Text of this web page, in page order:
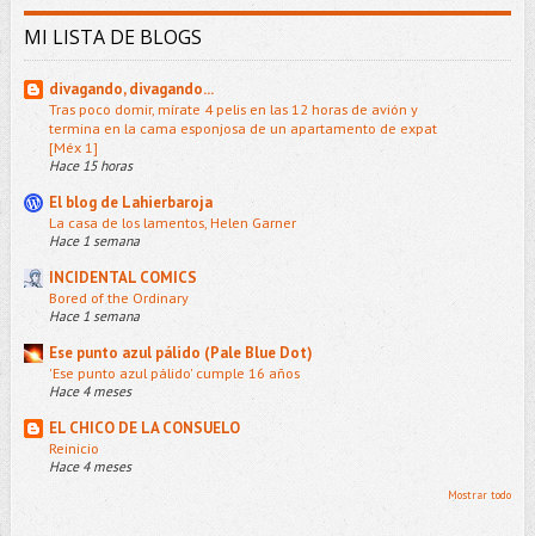
MI LISTA DE BLOGS
divagando, divagando...
Tras poco domir, mírate 4 pelis en las 12 horas de avión y
termina en la cama esponjosa de un apartamento de expat
[Méx 1]
Hace 15 horas
El blog de Lahierbaroja
La casa de los lamentos, Helen Garner
Hace 1 semana
INCIDENTAL COMICS
Bored of the Ordinary
Hace 1 semana
Ese punto azul pálido (Pale Blue Dot)
'Ese punto azul pálido' cumple 16 años
Hace 4 meses
EL CHICO DE LA CONSUELO
Reinicio
Hace 4 meses
Mostrar todo